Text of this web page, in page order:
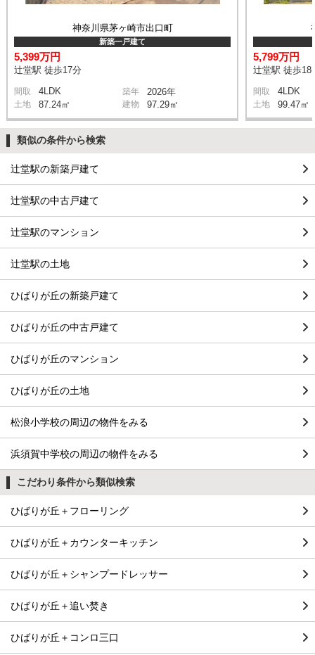
神奈川県茅ヶ崎市出口町
新築一戸建て
5,399万円
辻堂駅 徒歩17分
間取 4LDK 築年 2026年
土地 87.24㎡ 建物 97.29㎡
5,799万円
辻堂駅 徒歩18
間取 4LDK
土地 99.47㎡
類似の条件から検索
辻堂駅の新築戸建て
辻堂駅の中古戸建て
辻堂駅のマンション
辻堂駅の土地
ひばりが丘の新築戸建て
ひばりが丘の中古戸建て
ひばりが丘のマンション
ひばりが丘の土地
松浪小学校の周辺の物件をみる
浜須賀中学校の周辺の物件をみる
こだわり条件から類似検索
ひばりが丘＋フローリング
ひばりが丘＋カウンターキッチン
ひばりが丘＋シャンプードレッサー
ひばりが丘＋追い焚き
ひばりが丘＋コンロ三口